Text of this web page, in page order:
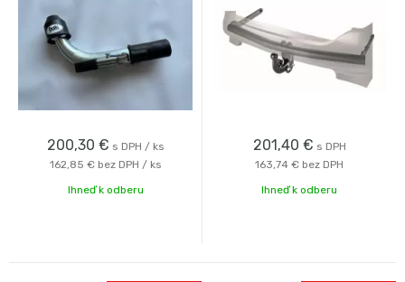
200,30 € s DPH / ks
162,85 € bez DPH / ks
Ihneď k odberu
201,40 € s DPH
163,74 € bez DPH
Ihneď k odberu